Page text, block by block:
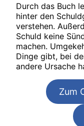
Durch das Buch
hinter den
verstehen.
Schuld keine
machen.
Dinge gibt, bei
andere Ursache
Zum